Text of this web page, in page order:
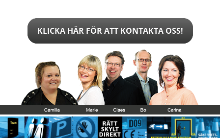
KLICKA HÄR FÖR ATT KONTAKTA OSS!